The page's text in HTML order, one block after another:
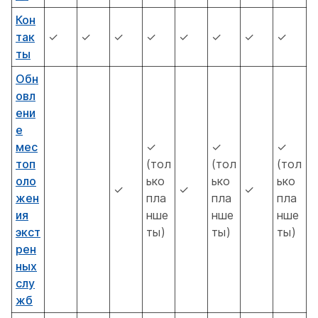
Кон
так
ты
✓ ✓ ✓ ✓ ✓ ✓ ✓ ✓
Обн
овл
ени
е
мес
топ
оло
жен
ия
экст
рен
ных
слу
жб
✓
✓
(тол
ько
пла
нше
ты)
✓
✓
(тол
ько
пла
нше
ты)
✓
✓
(тол
ько
пла
нше
ты)